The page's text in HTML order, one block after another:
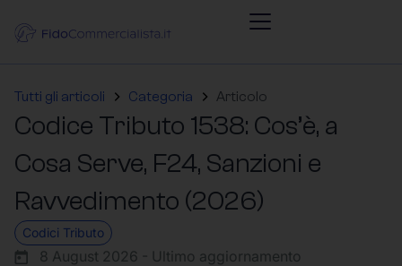
Tutti gli articoli Categoria Articolo
Codice Tributo 1538: Cos’è, a
Cosa Serve, F24, Sanzioni e
Ravvedimento (2026)
Codici Tributo
8 August 2026 - Ultimo aggiornamento